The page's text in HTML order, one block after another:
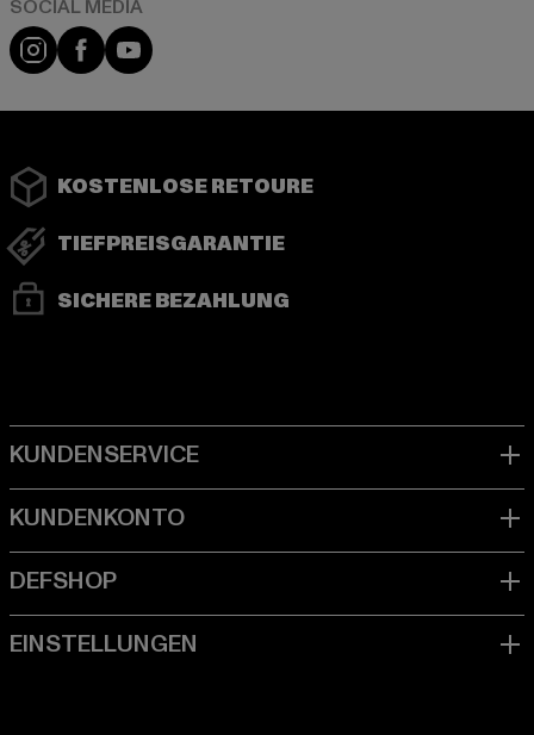
Instagram
FacebookYouTube
KOSTENLOSE RETOURE
TIEFPREISGARANTIE
SICHERE BEZAHLUNG